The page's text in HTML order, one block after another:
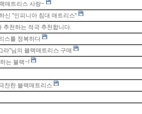
매트리스 사랑~
신 "인피니아 침대 매트리스"
추천하는 적극 추천합니다.
스를 정복하다
라"님의 블랙매트리스 구매
는 블랙~!
찬한 블랙매트리스